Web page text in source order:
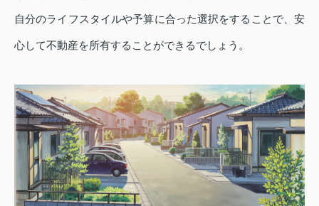
自分のライフスタイルや予算に合った選択をすることで、安
心して不動産を所有することができるでしょう。